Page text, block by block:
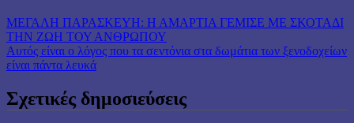
ΜΕΓΑΛΗ ΠΑΡΑΣΚΕΥΗ: Η ΑΜΑΡΤΙΑ ΓΕΜΙΣΕ ΜΕ ΣΚΟΤΑΔΙ
ΤΗΝ ΖΩΗ ΤΟΥ ΑΝΘΡΩΠΟΥ
Aυτός είναι ο λόγος που τα σεντόνια στα δωμάτια των ξενοδοχείων
είναι πάντα λευκά
Σχετικές δημοσιεύσεις